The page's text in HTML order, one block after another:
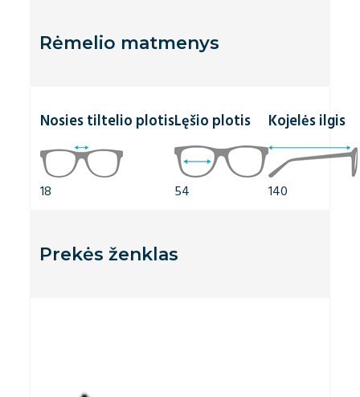
Rėmelio matmenys
Nosies tiltelio plotis
18
Lęšio plotis
54
Kojelės ilgis
140
Prekės ženklas